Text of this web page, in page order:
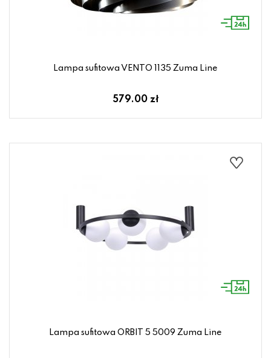
Lampa sufitowa VENTO 1135 Zuma Line
579.00 zł
Lampa sufitowa ORBIT 5 5009 Zuma Line